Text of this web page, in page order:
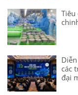
Tiêu
các
đại